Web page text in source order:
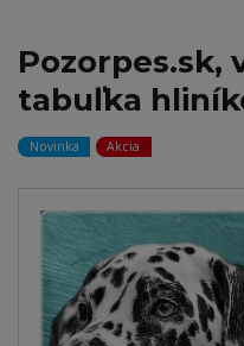
Pozorpes.sk,
tabuľka
Novinka Akcia